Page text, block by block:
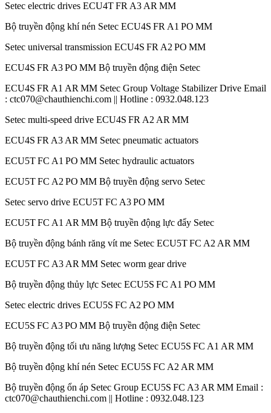
Setec electric drives ECU4T FR A3 AR MM
Bộ truyền động khí nén Setec ECU4S FR A1 PO MM
Setec universal transmission ECU4S FR A2 PO MM
ECU4S FR A3 PO MM Bộ truyền động điện Setec
ECU4S FR A1 AR MM Setec Group Voltage Stabilizer Drive Email
: ctc070@chauthienchi.com || Hotline : 0932.048.123
Setec multi-speed drive ECU4S FR A2 AR MM
ECU4S FR A3 AR MM Setec pneumatic actuators
ECU5T FC A1 PO MM Setec hydraulic actuators
ECU5T FC A2 PO MM Bộ truyền động servo Setec
Setec servo drive ECU5T FC A3 PO MM
ECU5T FC A1 AR MM Bộ truyền động lực đẩy Setec
Bộ truyền động bánh răng vít me Setec ECU5T FC A2 AR MM
ECU5T FC A3 AR MM Setec worm gear drive
Bộ truyền động thủy lực Setec ECU5S FC A1 PO MM
Setec electric drives ECU5S FC A2 PO MM
ECU5S FC A3 PO MM Bộ truyền động điện Setec
Bộ truyền động tối ưu năng lượng Setec ECU5S FC A1 AR MM
Bộ truyền động khí nén Setec ECU5S FC A2 AR MM
Bộ truyền động ổn áp Setec Group ECU5S FC A3 AR MM Email :
ctc070@chauthienchi.com || Hotline : 0932.048.123